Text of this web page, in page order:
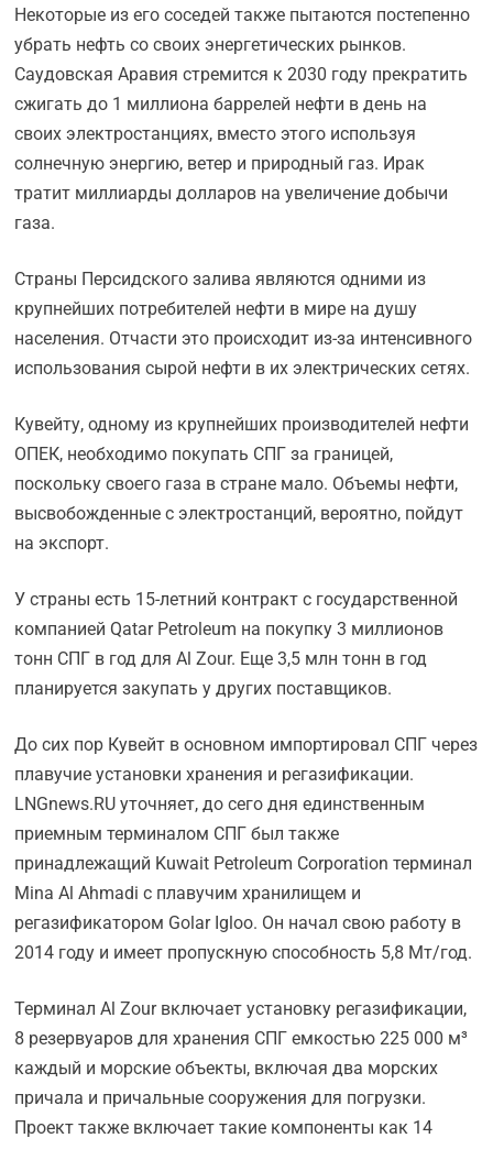
Некоторые из его соседей также пытаются постепенно
убрать нефть со своих энергетических рынков.
Саудовская Аравия стремится к 2030 году прекратить
сжигать до 1 миллиона баррелей нефти в день на
своих электростанциях, вместо этого используя
солнечную энергию, ветер и природный газ. Ирак
тратит миллиарды долларов на увеличение добычи
газа.
Страны Персидского залива являются одними из
крупнейших потребителей нефти в мире на душу
населения. Отчасти это происходит из-за интенсивного
использования сырой нефти в их электрических сетях.
Кувейту, одному из крупнейших производителей нефти
ОПЕК, необходимо покупать СПГ за границей,
поскольку своего газа в стране мало. Объемы нефти,
высвобожденные с электростанций, вероятно, пойдут
на экспорт.
У страны есть 15-летний контракт с государственной
компанией Qatar Petroleum на покупку 3 миллионов
тонн СПГ в год для Al Zour. Еще 3,5 млн тонн в год
планируется закупать у других поставщиков.
До сих пор Кувейт в основном импортировал СПГ через
плавучие установки хранения и регазификации.
LNGnews.RU уточняет, до сего дня единственным
приемным терминалом СПГ был также
принадлежащий Kuwait Petroleum Corporation терминал
Mina Al Ahmadi с плавучим хранилищем и
регазификатором Golar Igloo. Он начал свою работу в
2014 году и имеет пропускную способность 5,8 Мт/год.
Терминал Al Zour включает установку регазификации,
8 резервуаров для хранения СПГ емкостью 225 000 м³
каждый и морские объекты, включая два морских
причала и причальные сооружения для погрузки.
Проект также включает такие компоненты как 14